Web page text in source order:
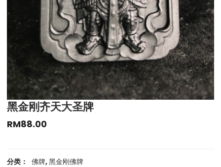
黑金刚齐天大圣牌
RM88.00
分类： 佛牌,黑金刚佛牌